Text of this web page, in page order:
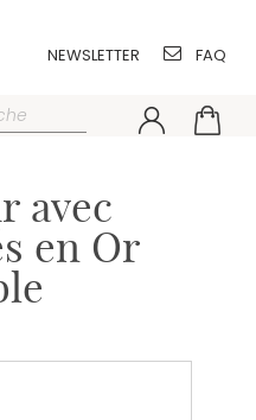
NEWSLETTER FAQ
avec
en Or